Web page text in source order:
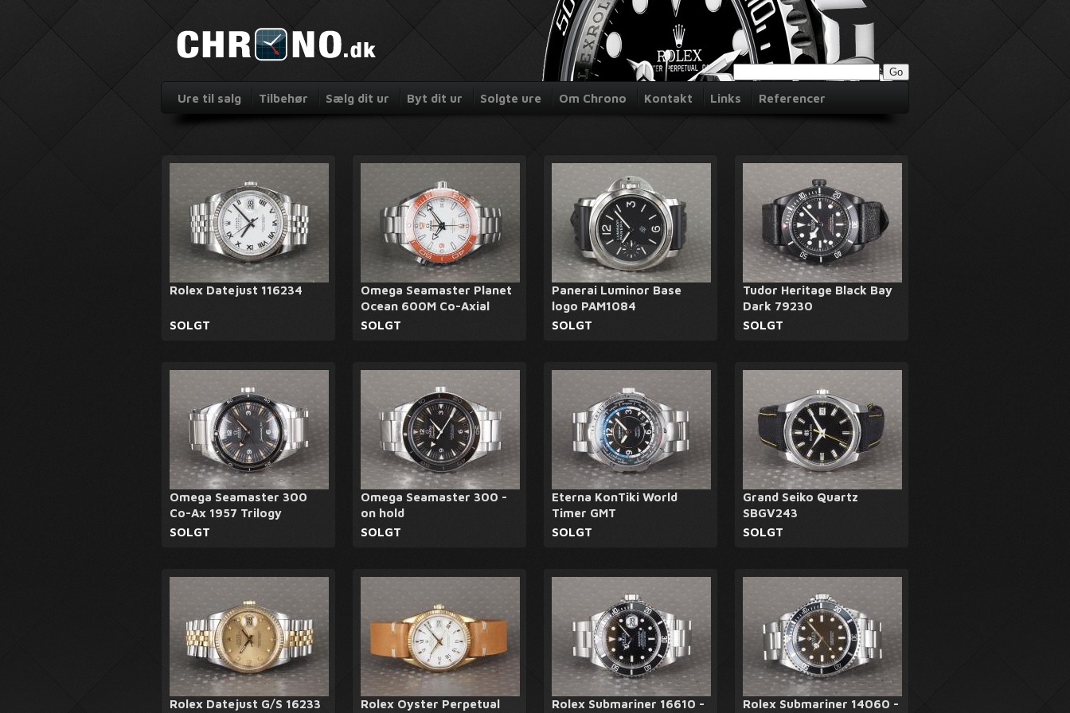
Ure til salg Tilbehør Sælg dit ur Byt dit ur Solgte ure Om Chrono Kontakt Links Referencer
Rolex Datejust 116234
SOLGT
Omega Seamaster Planet
Ocean 600M Co-Axial
SOLGT
Panerai Luminor Base
logo PAM1084
SOLGT
Tudor Heritage Black Bay
Dark 79230
SOLGT
Omega Seamaster 300
Co-Ax 1957 Trilogy
SOLGT
Omega Seamaster 300 -
on hold
SOLGT
Eterna KonTiki World
Timer GMT
SOLGT
Grand Seiko Quartz
SBGV243
SOLGT
Rolex Datejust G/S 16233 Rolex Oyster Perpetual Rolex Submariner 16610 - Rolex Submariner 14060 -